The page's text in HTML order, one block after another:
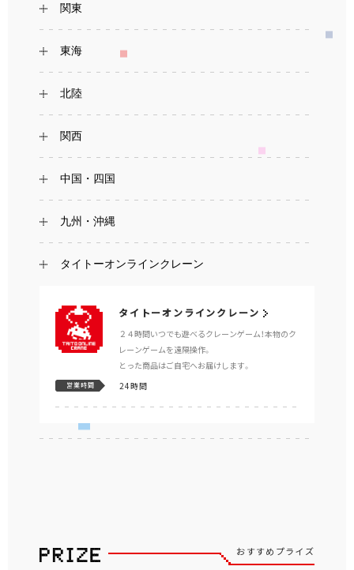
関東
東海
北陸
関西
中国・四国
九州・沖縄
タイトーオンラインクレーン
タイトーオンラインクレーン
２４時間いつでも遊べるクレーンゲーム！本物のク
レーンゲームを遠隔操作。
とった商品はご自宅へお届けします。
営業時間 24時間
おすすめプライズ